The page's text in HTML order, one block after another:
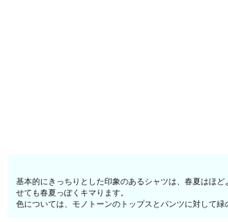
基本的にきっちりとした印象のあるシャツは、春夏はほ
せても春夏っぽくキマります。
色については、モノトーンのトップスとパンツに対して緑